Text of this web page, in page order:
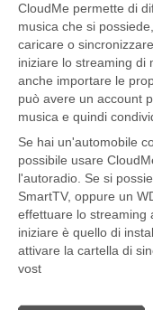
CloudMe permette di
musica che si
caricare o
iniziare lo streaming di
anche importare le
può avere un account
musica e quindi
Se hai un'automobile
possibile usare
l'autoradio. Se si
SmartTV, oppure un
effettuare lo streaming
iniziare è quello di
attivare la cartella di
vost